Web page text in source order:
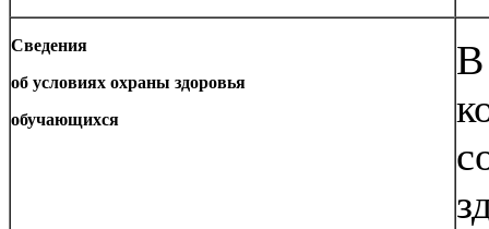
Сведения
об условиях охраны здоровья
обучающихся
В